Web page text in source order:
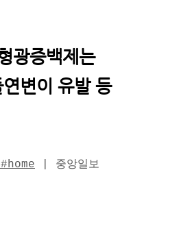
광증백제는
변이 유발 등
| 중앙일보